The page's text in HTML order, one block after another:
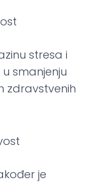
stresa i
smanjenju
zdravstvenih
je